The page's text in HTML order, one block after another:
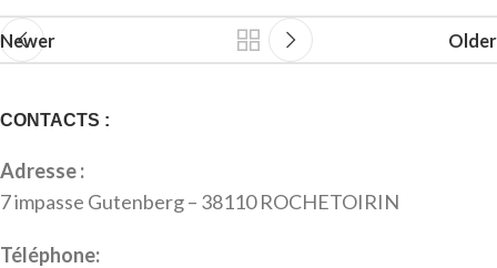
Newer Older
CONTACTS :
Adresse :
7 impasse Gutenberg – 38110 ROCHETOIRIN
Téléphone: